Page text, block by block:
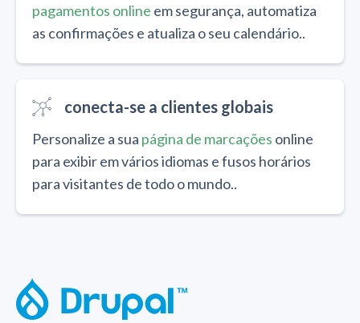
pagamentos online em segurança, automatiza
as confirmações e atualiza o seu calendário..
conecta-se a clientes globais
Personalize a sua página de marcações online
para exibir em vários idiomas e fusos horários
para visitantes de todo o mundo..